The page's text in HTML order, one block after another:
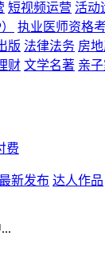
短视频运营 活动
执业医师资格
版 法律法务 房
财 文学名著 亲
费
新发布 达人作品